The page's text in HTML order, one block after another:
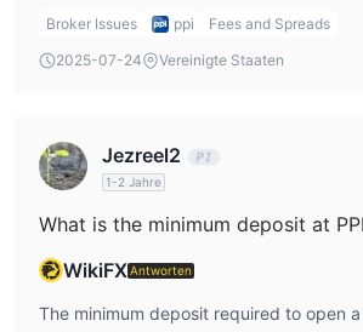
directly consult PPI's customer service
Broker Issues ppi
Fees and Spreads
2025-07-24
Vereinigte Staaten
Jezreel2
1-2 Jahre
What is the minimum deposit at
WikiFXAntworten
The minimum deposit required to open